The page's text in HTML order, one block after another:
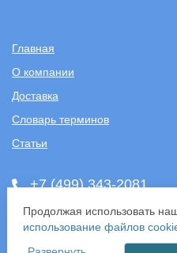
Главная
О компании
Доставка
Словарь терминов
Статьи
+7 (499) 343-2081
ООО «САНТЕХПОСТАВКА»
ИНН: 7731286301
ОГРН: 1157746583092
Продолжая использовать
использование файлов
данных (включая IP-адрес,